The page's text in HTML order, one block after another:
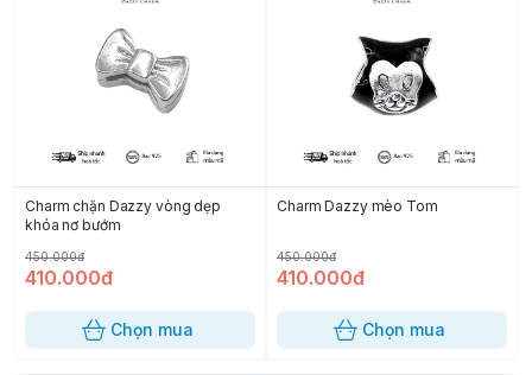
Charm chặn Dazzy vòng dẹp
khóa nơ bướm
450.000đ
410.000đ
Chọn mua
Charm Dazzy mèo Tom
450.000đ
410.000đ
Chọn mua